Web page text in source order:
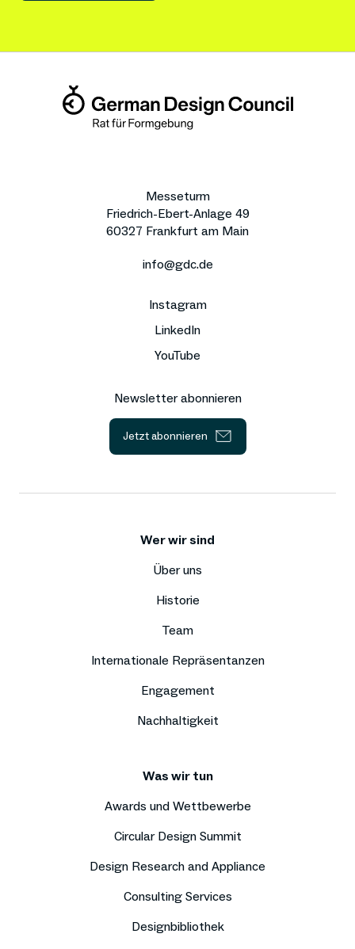
Messeturm
Friedrich-Ebert-Anlage 49
60327 Frankfurt am Main
info@gdc.de
Instagram
LinkedIn
YouTube
Newsletter abonnieren
Jetzt abonnieren
Wer wir sind
Über uns
Historie
Team
Internationale Repräsentanzen
Engagement
Nachhaltigkeit
Was wir tun
Awards und Wettbewerbe
Circular Design Summit
Design Research and Appliance
Consulting Services
Designbibliothek